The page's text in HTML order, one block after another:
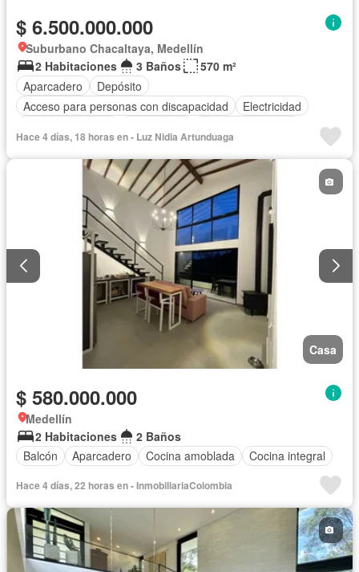
$ 6.500.000.000
Suburbano Chacaltaya, Medellín
2 Habitaciones
3 Baños
570 m²
Aparcadero
Depósito
Acceso para personas con discapacidad
Electricidad
Cuarto de servicio
Agua
Hace 4 días, 18 horas en - Luz Nidia Artunduaga
Casa
$ 580.000.000
Medellín
2 Habitaciones
2 Baños
Balcón
Aparcadero Cocina amoblada Cocina integral
Hace 4 días, 22 horas en - InmobiliariaColombia